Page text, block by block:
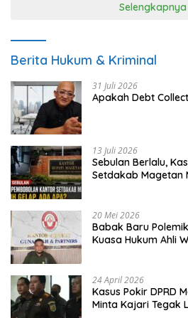
Selengkapnya
Berita Hukum & Kriminal
31 Juli 2026
Apakah Debt
13 Juli 2026
Sebulan Berlalu,
Setdakab Magetan
20 Mei 2026
Babak Baru
Kuasa Hukum Ahli
24 April 2026
Kasus Pokir DPRD
Minta Kajari Tegak